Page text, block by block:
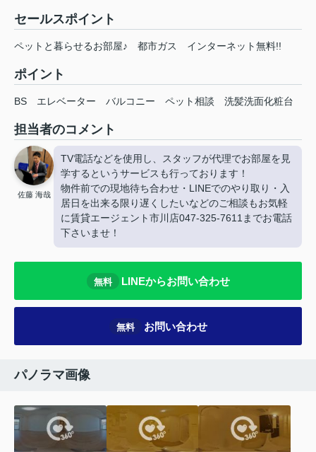
セールスポイント
ペットと暮らせるお部屋♪ 都市ガス インターネット無料!!
ポイント
BS エレベーター バルコニー ペット相談 洗髪洗面化粧台
担当者のコメント
佐藤 海哉
TV電話などを使用し、スタッフが代理でお部屋を見
学するというサービスも行っております！
物件前での現地待ち合わせ・LINEでのやり取り・入
居日を出来る限り遅くしたいなどのご相談もお気軽
に賃貸エージェント市川店047-325-7611までお電話
下さいませ！
無料 LINEからお問い合わせ
無料 お問い合わせ
パノラマ画像